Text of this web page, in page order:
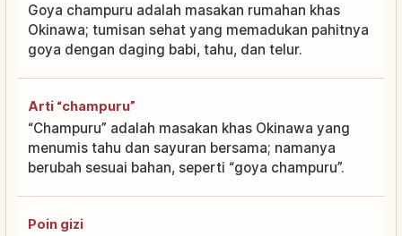
Goya champuru adalah masakan rumahan khas
Okinawa; tumisan sehat yang memadukan pahitnya
goya dengan daging babi, tahu, dan telur.
Arti “champuru”
“Champuru” adalah masakan khas Okinawa yang
menumis tahu dan sayuran bersama; namanya
berubah sesuai bahan, seperti “goya champuru”.
Poin gizi